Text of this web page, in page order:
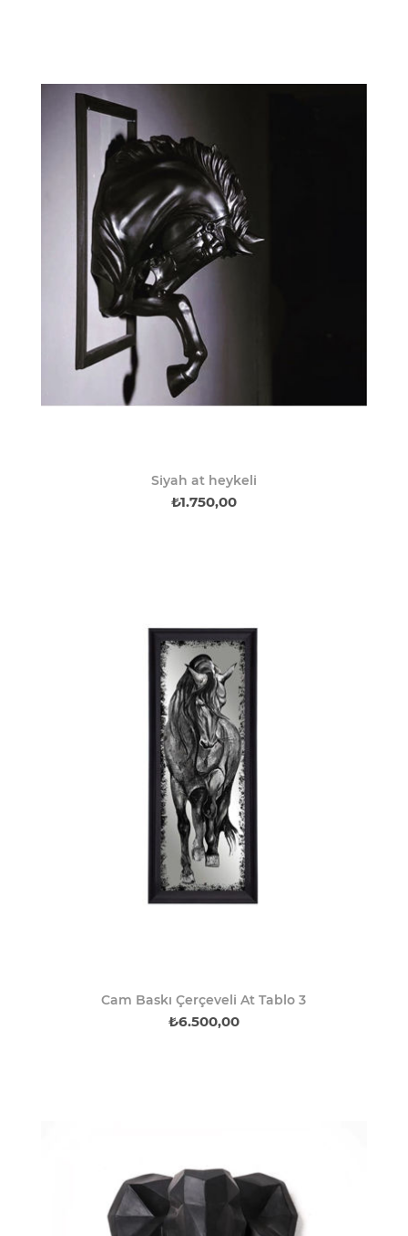
Siyah at heykeli
₺1.750,00
Cam Baskı Çerçeveli At Tablo 3
₺6.500,00